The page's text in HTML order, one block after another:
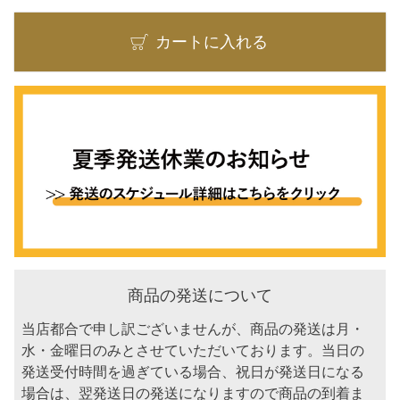
カートに入れる
商品の発送について
当店都合で申し訳ございませんが、商品の発送は月・
水・金曜日のみとさせていただいております。当日の
発送受付時間を過ぎている場合、祝日が発送日になる
場合は、翌発送日の発送になりますので商品の到着ま